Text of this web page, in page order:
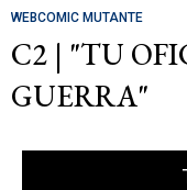
WEBCOMIC MUTANTE
C2 | "TU
GUERRA"